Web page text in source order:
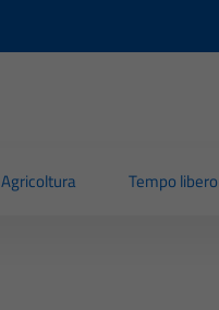
Agricoltura Tempo libero